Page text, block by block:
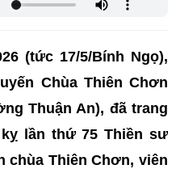
(tức 17/5/Bính Ngọ),
Chùa Thiên Chơn
Thuận An), đã trang
lần thứ 75 Thiền sư
chùa Thiên Chơn, viên